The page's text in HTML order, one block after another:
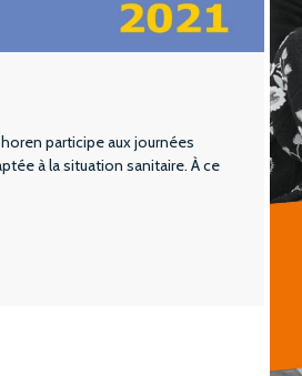
participe aux journées
à la situation sanitaire. À ce